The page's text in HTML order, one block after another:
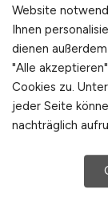
Eine Karriere
Verständnis
verstehen –
formulieren,
Website
Ihnen
dienen
"Alle
Cookies zu.
jeder Seite
nachträglich